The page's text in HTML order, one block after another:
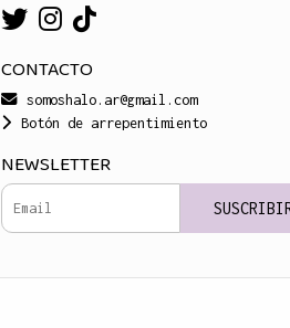
CONTACTO
somoshalo.ar@gmail.com
Botón de arrepentimiento
NEWSLETTER